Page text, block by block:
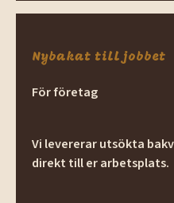
Nybakat till jobbet
För företag
Vi levererar utsökta
direkt till er arbetsplats.